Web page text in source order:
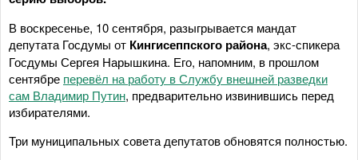
В воскресенье, 10 сентября, разыгрывается мандат
депутата Госдумы от Кингисеппского района, экс-спикера
Госдумы Сергея Нарышкина. Его, напомним, в прошлом
сентябре перевёл на работу в Службу внешней разведки
сам Владимир Путин, предварительно извинившись перед
избирателями.
Три муниципальных совета депутатов обновятся полностью.